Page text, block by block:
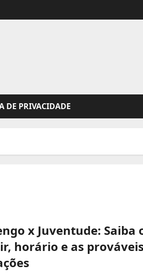
DE PRIVACIDADE
x Juventude: Saiba
horário e as prováveis